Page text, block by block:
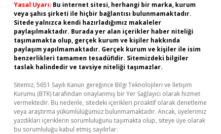
Yasal Uyarı: Bu internet sitesi, herhangi bir marka, kurum
veya şahıs şirketi ile hiçbir bağlantısı bulunmamaktadır.
Sitede yalnızca kendi hazırladığımız makaleler
paylaşılmaktadır. Burada yer alan içerikler haber niteliği
taşımamakta olup, gerçek kurum ve kişiler hakkında
paylaşım yapılmamaktadır. Gerçek kurum ve kişiler ile isim
benzerlikleri tamamen tesadüfidir. Sitemizdeki bilgiler
taslak halindedir ve tavsiye niteliği taşımazlar.
Sitemiz, 5651 Sayılı Kanun gereğince Bilgi Teknolojileri ve İletişim
Kurumu (BTK) tarafından onaylanmış bir Yer Sağlayıcı olarak hizmet
vermektedir. Bu nedenle, sitedeki içerikleri proaktif olarak denetleme
veya araştırma yükümlülüğümüz bulunmamaktadır. Ancak, üyelerimiz
yazdıkları içeriklerin sorumluluğunu taşımakta olup, siteye üye olarak
bu sorumluluğu kabul etmiş sayılırlar.